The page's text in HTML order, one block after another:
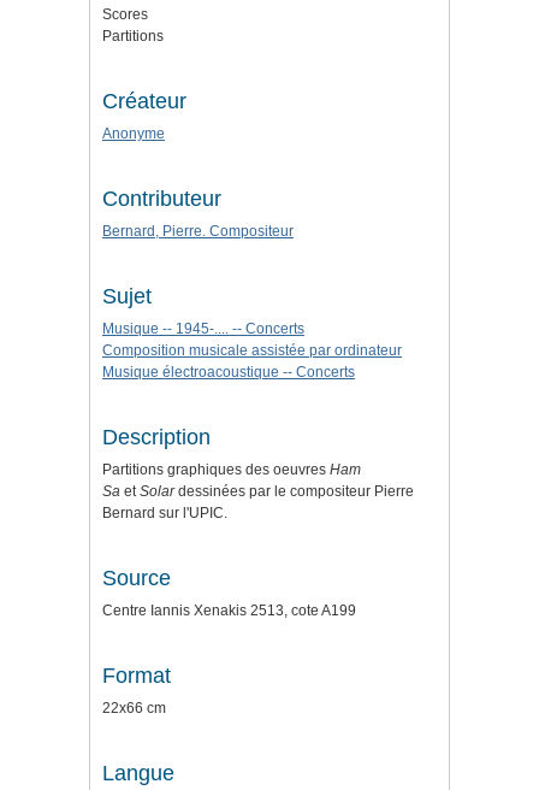
Scores
Partitions
Créateur
Anonyme
Contributeur
Bernard, Pierre. Compositeur
Sujet
Musique -- 1945-.... -- Concerts
Composition musicale assistée par ordinateur
Musique électroacoustique -- Concerts
Description
Partitions graphiques des oeuvres Ham
Sa etSolardessinées par le compositeur Pierre
Bernard sur l'UPIC.
Source
Centre Iannis Xenakis 2513, cote A199
Format
22x66 cm
Langue